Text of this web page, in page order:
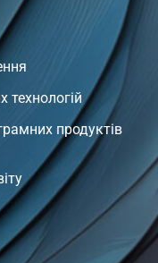
технологій
продуктів